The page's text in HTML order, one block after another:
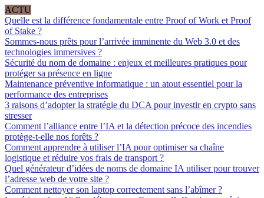
ACTU
Quelle est la différence fondamentale entre Proof of Work et Proof
of Stake ?
Sommes-nous prêts pour l’arrivée imminente du Web 3.0 et des
technologies immersives ?
Sécurité du nom de domaine : enjeux et meilleures pratiques pour
protéger sa présence en ligne
Maintenance préventive informatique : un atout essentiel pour la
performance des entreprises
3 raisons d’adopter la stratégie du DCA pour investir en crypto sans
stresser
Comment l’alliance entre l’IA et la détection précoce des incendies
protège-t-elle nos forêts ?
Comment apprendre à utiliser l’IA pour optimiser sa chaîne
logistique et réduire vos frais de transport ?
Quel générateur d’idées de noms de domaine IA utiliser pour trouver
l’adresse web de votre site ?
Comment nettoyer son laptop correctement sans l’abîmer ?